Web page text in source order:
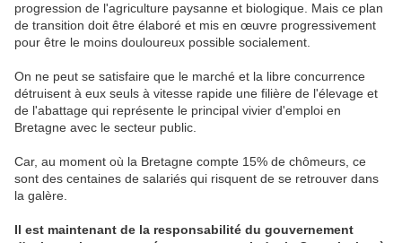
progression de l'agriculture paysanne et biologique. Mais ce plan
de transition doit être élaboré et mis en œuvre progressivement
pour être le moins douloureux possible socialement.
On ne peut se satisfaire que le marché et la libre concurrence
détruisent à eux seuls à vitesse rapide une filière de l'élevage et
de l'abattage qui représente le principal vivier d'emploi en
Bretagne avec le secteur public.
Car, au moment où la Bretagne compte 15% de chômeurs, ce
sont des centaines de salariés qui risquent de se retrouver dans
la galère.
Il est maintenant de la responsabilité du gouvernement